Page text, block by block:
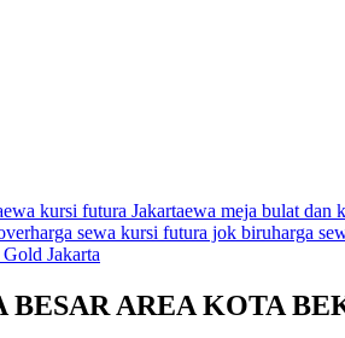
ewa kursi futura Jakartaewa meja bulat dan
harga sewa kursi futura jok biruharga
Jakarta
AREA KOTA